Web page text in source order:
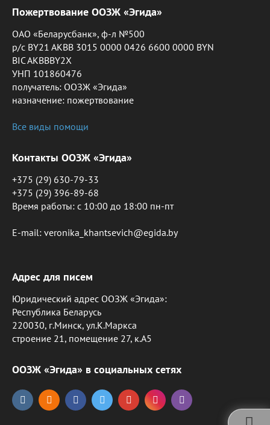
Пожертвование ООЗЖ «Эгида»
ОАО «Беларусбанк», ф-л №500
р/с BY21 AKBB 3015 0000 0426 6600 0000 BYN
BIC AKBBBY2X
УНП 101860476
получатель: ООЗЖ «Эгида»
назначение: пожертвование
Все виды помощи
Контакты ООЗЖ «Эгида»
+375 (29) 630-79-33
+375 (29) 396-89-68
Время работы: c 10:00 до 18:00 пн-пт
E-mail: veronika_khantsevich@egida.by
Адрес для писем
Юридический адрес ООЗЖ «Эгида»:
Республика Беларусь
220030, г.Минск, ул.К.Маркса
строение 21, помещение 27, к.А5
ООЗЖ «Эгида» в социальных сетях